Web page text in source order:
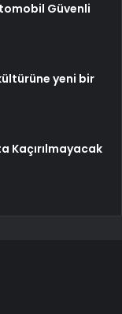
Güvenli
yeni bir
Kaçırılmayacak